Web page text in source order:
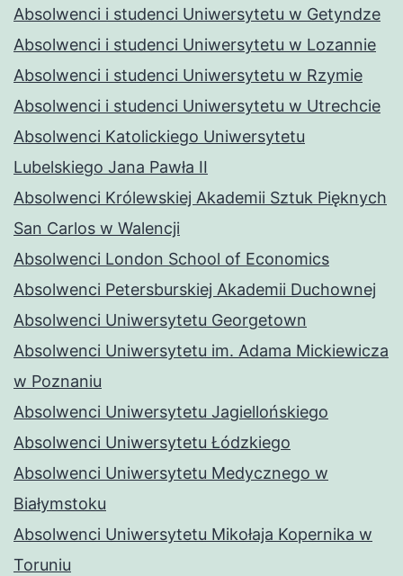
Absolwenci i studenci Uniwersytetu w Getyndze
Absolwenci i studenci Uniwersytetu w Lozannie
Absolwenci i studenci Uniwersytetu w Rzymie
Absolwenci i studenci Uniwersytetu w Utrechcie
Absolwenci Katolickiego Uniwersytetu
Lubelskiego Jana Pawła II
Absolwenci Królewskiej Akademii Sztuk Pięknych
San Carlos w Walencji
Absolwenci London School of Economics
Absolwenci Petersburskiej Akademii Duchownej
Absolwenci Uniwersytetu Georgetown
Absolwenci Uniwersytetu im. Adama Mickiewicza
w Poznaniu
Absolwenci Uniwersytetu Jagiellońskiego
Absolwenci Uniwersytetu Łódzkiego
Absolwenci Uniwersytetu Medycznego w
Białymstoku
Absolwenci Uniwersytetu Mikołaja Kopernika w
Toruniu